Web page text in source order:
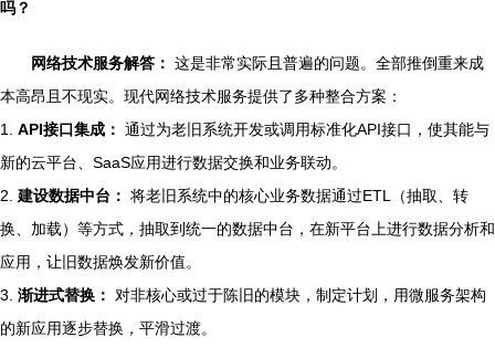
吗？
网络技术服务解答： 这是非常实际且普遍的问题。全部推倒重来成
本高昂且不现实。现代网络技术服务提供了多种整合方案：
1. API接口集成： 通过为老旧系统开发或调用标准化API接口，使其能与
新的云平台、SaaS应用进行数据交换和业务联动。
2. 建设数据中台： 将老旧系统中的核心业务数据通过ETL（抽取、转
换、加载）等方式，抽取到统一的数据中台，在新平台上进行数据分析和
应用，让旧数据焕发新价值。
3. 渐进式替换：
对非核心或过于陈旧的模块，制定计划，用微服务架构
的新应用逐步替换，平滑过渡。